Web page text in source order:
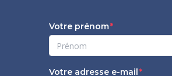
Votre prénom
Votre adresse e-mail